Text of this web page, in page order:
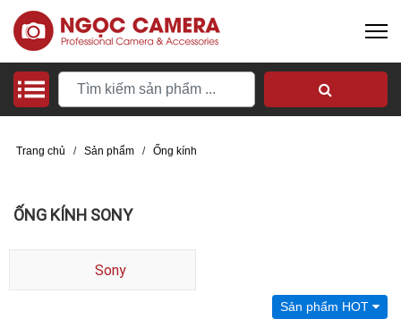
Trang chủ / Sản phẩm / Ống kính
ỐNG KÍNH SONY
Sony
Sản phẩm HOT